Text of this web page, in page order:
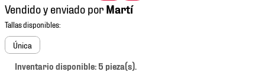
Vendido y enviado por
Única
Inventario disponible: 5 pieza(s).
3.
tenis
4.
tenis futbol
5.
jersey
6.
mochila